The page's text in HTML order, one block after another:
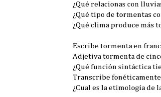
¿Qué relacionas con
¿Qué tipo de tormentas
¿Qué clima produce más
Escribe tormenta en
Adjetiva tormenta de
¿Qué función sintáctica
Transcribe
¿Cual es la etimología de